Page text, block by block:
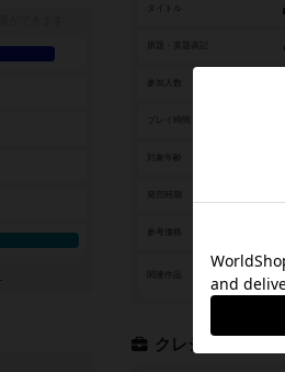
タイトル
参加人数
参考価格
関連作品
クレジット